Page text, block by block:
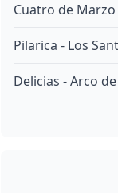
Cuatro de Marzo
Pilarica - Los
Delicias - Arco